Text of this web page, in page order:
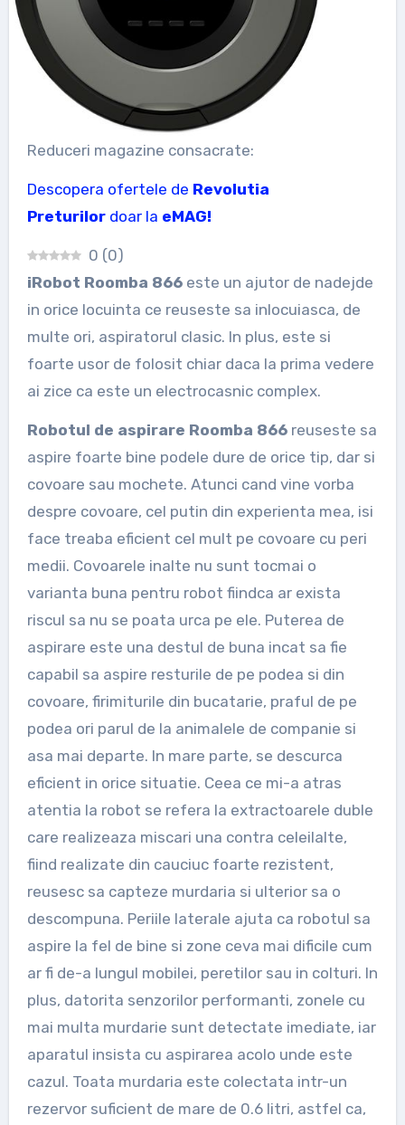
Reduceri magazine consacrate:
Descopera ofertele de Revolutia
Preturilor doar la eMAG!
0 (0)
iRobot Roomba 866 este un ajutor de nadejde
in orice locuinta ce reuseste sa inlocuiasca, de
multe ori, aspiratorul clasic. In plus, este si
foarte usor de folosit chiar daca la prima vedere
ai zice ca este un electrocasnic complex.
Robotul de aspirare Roomba 866reuseste sa
aspire foarte bine podele dure de orice tip, dar si
covoare sau mochete. Atunci cand vine vorba
despre covoare, cel putin din experienta mea, isi
face treaba eficient cel mult pe covoare cu peri
medii. Covoarele inalte nu sunt tocmai o
varianta buna pentru robot fiindca ar exista
riscul sa nu se poata urca pe ele. Puterea de
aspirare este una destul de buna incat sa fie
capabil sa aspire resturile de pe podea si din
covoare, firimiturile din bucatarie, praful de pe
podea ori parul de la animalele de companie si
asa mai departe. In mare parte, se descurca
eficient in orice situatie. Ceea ce mi-a atras
atentia la robot se refera la extractoarele duble
care realizeaza miscari una contra celeilalte,
fiind realizate din cauciuc foarte rezistent,
reusesc sa capteze murdaria si ulterior sa o
descompuna. Periile laterale ajuta ca robotul sa
aspire la fel de bine si zone ceva mai dificile cum
ar fi de-a lungul mobilei, peretilor sau in colturi. In
plus, datorita senzorilor performanti, zonele cu
mai multa murdarie sunt detectate imediate, iar
aparatul insista cu aspirarea acolo unde este
cazul. Toata murdaria este colectata intr-un
rezervor suficient de mare de 0.6 litri, astfel ca,